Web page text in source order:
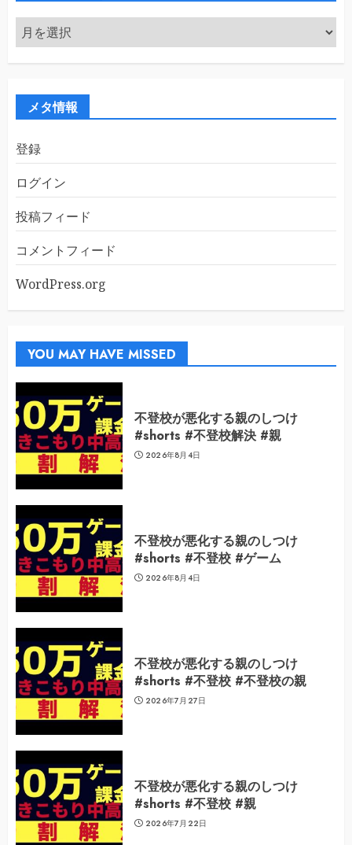
ア
ー
カ
メタ情報
登録
ログイン
投稿フィード
コメントフィード
WordPress.org
YOU MAY HAVE MISSED
不登校が悪化する親のしつけ
#shorts #不登校解決 #親
2026年8月4日
不登校が悪化する親のしつけ
#shorts #不登校 #ゲーム
2026年8月4日
不登校が悪化する親のしつけ
#shorts #不登校 #不登校の親
2026年7月27日
不登校が悪化する親のしつけ
#shorts #不登校 #親
2026年7月22日